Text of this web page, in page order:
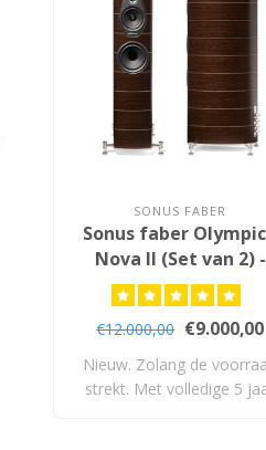
SONUS FABER
Sonus faber
Nova II (Set van 2) -
Vloerstaande
Luidsprekers
€12.000,00 €9.000,00
Nieuw. Zolang de
strekt. Met volledige 5